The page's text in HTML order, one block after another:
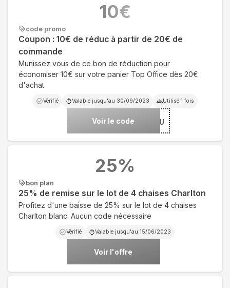
code promo
Coupon : 10€ de réduc à partir de 20€ de
commande
Munissez vous de ce bon de réduction pour
économiser 10€ sur votre panier Top Office dès 20€
d'achat
Vérifié Valable jusqu'au 30/09/2023 Utilisé 1 fois
Voir le code***10JU
10€
bon plan
25% de remise sur le lot de 4 chaises Charlton
Profitez d'une baisse de 25% sur le lot de 4 chaises
Charlton blanc. Aucun code nécessaire
Vérifié Valable jusqu'au 15/06/2023
Voir l'offre
25%